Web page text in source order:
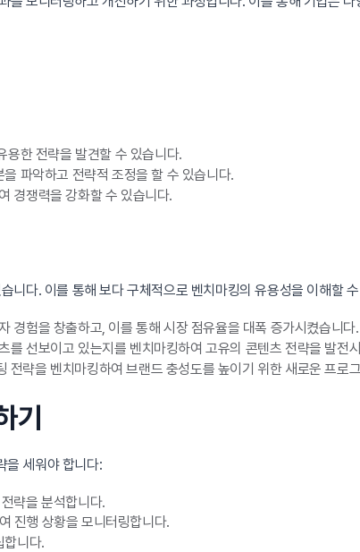
한 전략을 발견할 수 있습니다.
파악하고 전략적 조정을 할 수 있습니다.
경쟁력을 강화할 수 있습니다.
니다. 이를 통해 보다 구체적으로 벤치마킹의 유용성을 이해할
경험을 창출하고, 이를 통해 시장 점유율을 대폭 증가시켰습니다.
선보이고 있는지를 벤치마킹하여 고유의 콘텐츠 전략을 발전
략을 벤치마킹하여 브랜드 충성도를 높이기 위한 새로운 프로
기
을 세워야 합니다:
략을 분석합니다.
진행 상황을 모니터링합니다.
합니다.